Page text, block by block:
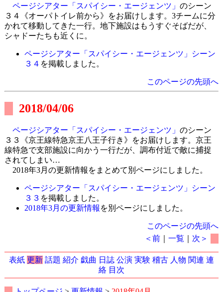
ページシアター「スパイシー・エージェンツ」 のシーン
３４《オーパトイレ前から》をお届けします。3チームに分
かれて移動してきた一行。地下施設はもうすぐそばだが、
シャドーたちも近くに。
ページシアター「スパイシー・エージェンツ」シーン
３４ を掲載しました。
このページの先頭へ
2018/04/06
ページシアター「スパイシー・エージェンツ」 のシーン
３３《京王線特急京王八王子行き》をお届けします。京王
線特急で支部施設に向かう一行だが、調布付近で敵に捕捉
されてしまい…
2018年3月の更新情報をまとめて別ページにしました。
ページシアター「スパイシー・エージェンツ」シーン
３３ を掲載しました。
2018年3月の更新情報 を別ページにしました。
このページの先頭へ
＜前 ｜一覧 次＞
表紙 更新 話題 紹介 戯曲 日誌 公演 実験 稽古 人物 関連 連
絡 目次